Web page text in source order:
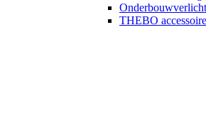
THEBO